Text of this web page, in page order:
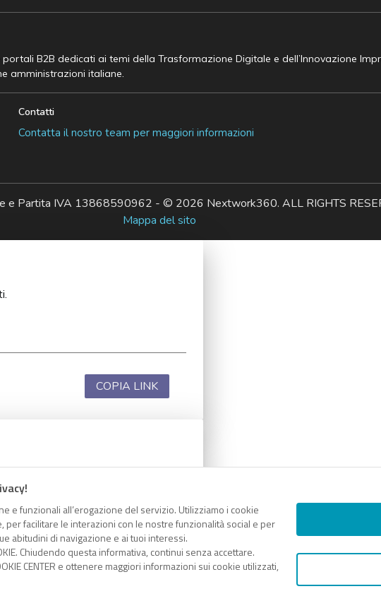
e funzionali all’erogazione del servizio. Utilizziamo i cookie
facilitare le interazioni con le nostre funzionalità social e per
abitudini di navigazione e ai tuoi interessi.
Chiudendo questa informativa, continui senza accettare.
CENTER e ottenere maggiori informazioni sui cookie utilizzati,
B2B dedicati ai temi della Trasformazione Digitale e dell’Innovazione
amministrazioni italiane.
Contatti
Contatta il nostro team per maggiori informazioni
e Partita IVA 13868590962 - © 2026 Nextwork360. ALL RIGHTS
Mappa del sito
COPIA LINK
COPIA LINK